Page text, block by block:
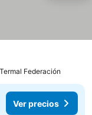
Federación
Ver precios